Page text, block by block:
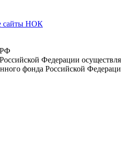
сайты НОК
РФ
Федерации
фонда Российской